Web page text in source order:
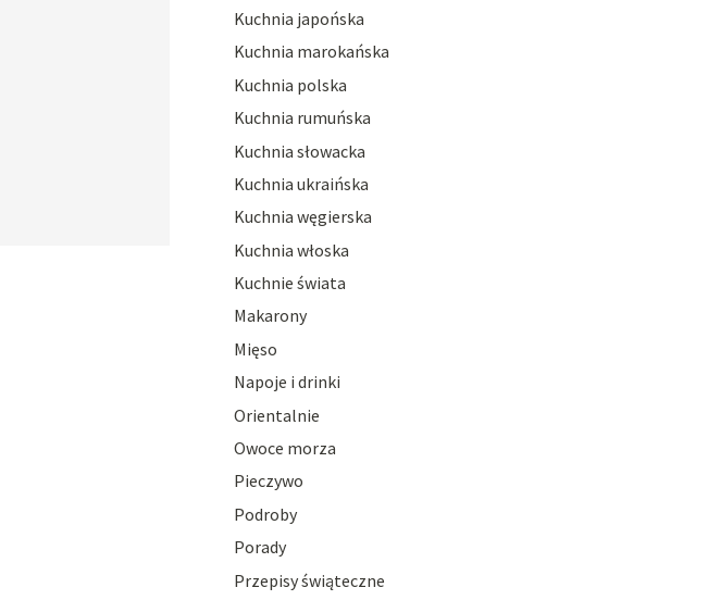
Kuchnia japońska
Kuchnia marokańska
Kuchnia polska
Kuchnia rumuńska
Kuchnia słowacka
Kuchnia ukraińska
Kuchnia węgierska
Kuchnia włoska
Kuchnie świata
Makarony
Mięso
Napoje i drinki
Orientalnie
Owoce morza
Pieczywo
Podroby
Porady
Przepisy świąteczne